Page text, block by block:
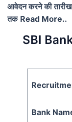
आवेदन करने की
तक Read More..
SBI
Bank